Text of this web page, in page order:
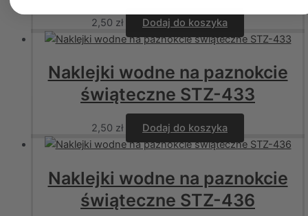
2,50 zł Dodaj do koszyka
Naklejki wodne na paznokcie
świąteczne STZ-433
2,50 zł Dodaj do koszyka
Naklejki wodne na paznokcie
świąteczne STZ-436